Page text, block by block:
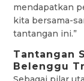
mendapatkan
kita bersama-
tantangan ini.”
Tantangan
Belenggu